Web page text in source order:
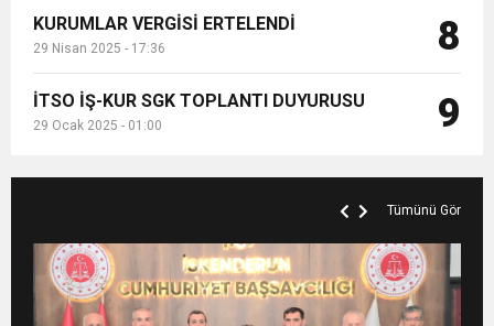
KURUMLAR VERGİSİ ERTELENDİ
29 Nisan 2025 - 17:36 8
İTSO İŞ-KUR SGK TOPLANTI DUYURUSU
29 Ocak 2025 - 01:00 9
Tümünü Gör